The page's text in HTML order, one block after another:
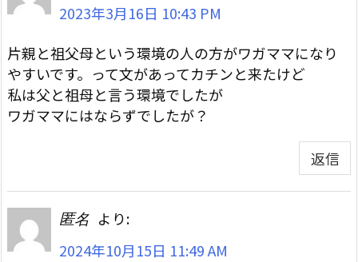
2023年3月16日 10:43 PM
片親と祖父母という環境の人の方がワガママになり
やすいです。って文があってカチンと来たけど
私は父と祖母と言う環境でしたが
ワガママにはならずでしたが？
返信
匿名 より:
2024年10月15日 11:49 AM